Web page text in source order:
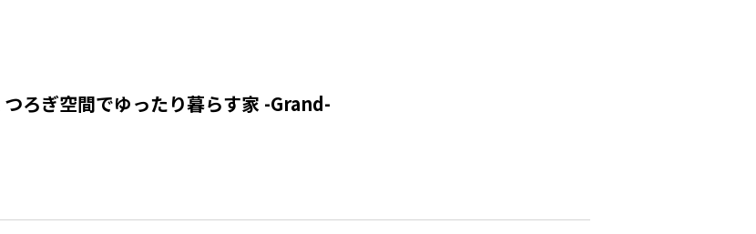
くつろぎ空間でゆったり暮らす家 -Grand-